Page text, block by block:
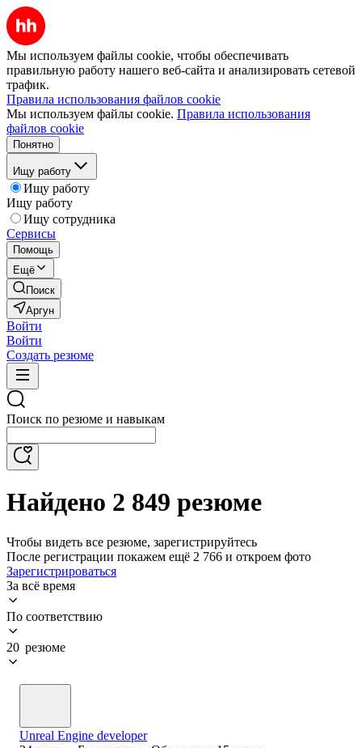
Мы используем файлы cookie, чтобы обеспечивать
правильную работу нашего веб-сайта и анализировать сетевой
трафик.
Правила использования файлов cookie
Мы используем файлы cookie. Правила использования
файлов cookie
Понятно
Ищу работу
Ищу работу
Ищу работу
Ищу сотрудника
Сервисы
Помощь
Ещё
Поиск
Аргун
Войти
Войти
Создать резюме
Поиск по резюме и навыкам
Найдено 2 849 резюме
Чтобы видеть все резюме, зарегистрируйтесь
После регистрации покажем ещё 2 766 и откроем фото
Зарегистрироваться
За всё время
По соответствию
20 резюме
Unreal Engine developer